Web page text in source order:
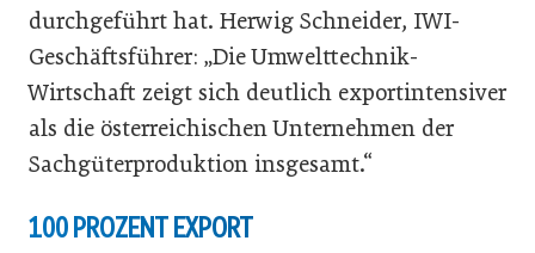
durchgeführt hat. Herwig Schneider, IWI-
Geschäftsführer: „Die Umwelttechnik-
Wirtschaft zeigt sich deutlich exportintensiver
als die österreichischen Unternehmen der
Sachgüterproduktion insgesamt.“
100 PROZENT EXPORT